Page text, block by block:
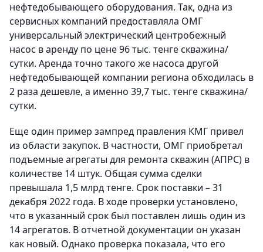
нефтедобывающего оборудования. Так, одна из
сервисных компаний предоставляла ОМГ
универсальный электрический центробежный
насос в аренду по цене 96 тыс. тенге скважина/
сутки. Аренда точно такого же насоса другой
нефтедобывающей компании региона обходилась в
2 раза дешевле, а именно 39,7 тыс. тенге скважина/
сутки.
Еще один пример зампред правления КМГ привел
из области закупок. В частности, ОМГ приобретал
подъемные агрегаты для ремонта скважин (АПРС) в
количестве 14 штук. Общая сумма сделки
превышала 1,5 млрд тенге. Срок поставки – 31
декабря 2022 года. В ходе проверки установлено,
что в указанный срок был поставлен лишь один из
14 агрегатов. В отчетной документации он указан
как новый. Однако проверка показала, что его